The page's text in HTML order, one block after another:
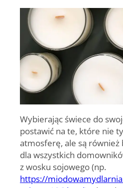
Wybierając świece do
postawić na te, które nie
atmosferę, ale są również
dla wszystkich
z wosku sojowego (np.
https://